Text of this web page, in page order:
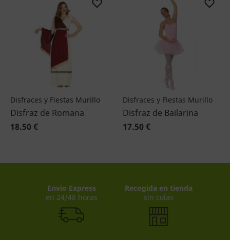
Disfraces y Fiestas Murillo
Disfraz de Romana
18.50 €
Disfraces y Fiestas Murillo
Disfraz de Bailarina
17.50 €
Envio Express
en 24/48 horas
Recogida en tienda
sin colas